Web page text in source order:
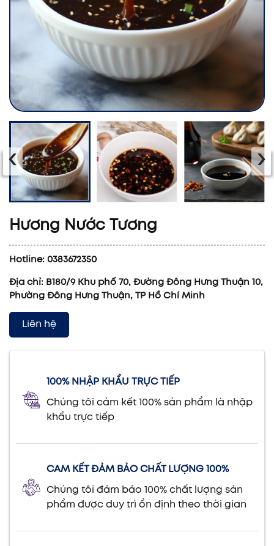
‹ ›
Hương Nước Tương
Hotline: 0383672350
Địa chỉ: B180/9 Khu phố 70, Đường Đông Hưng Thuận 10,
Phường Đông Hưng Thuận, TP Hồ Chí Minh
Liên hệ
100% NHẬP KHẨU TRỰC TIẾP
Chúng tôi cảm kết 100% sản phẩm là nhập
khẩu trực tiếp
CAM KẾT ĐẢM BẢO CHẤT LƯỢNG 100%
Chúng tôi đảm bảo 100% chất lượng sản
phẩm được duy trì ổn định theo thời gian